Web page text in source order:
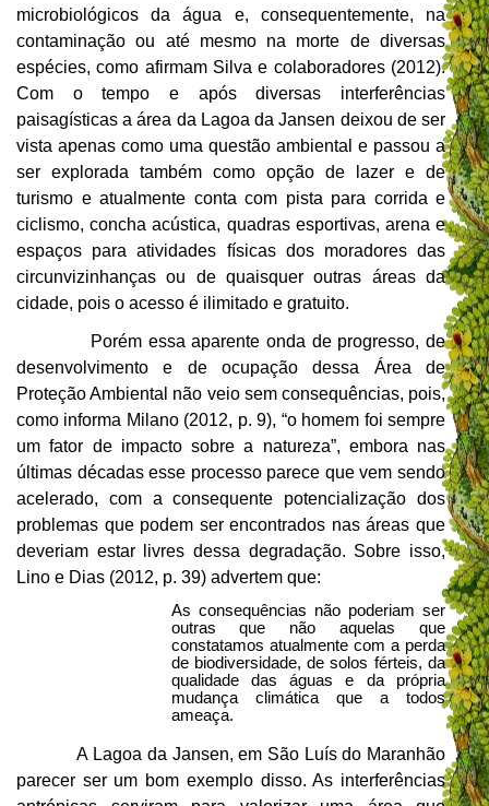
microbiológicos da água e, consequentemente, na
contaminação ou até mesmo na morte de diversas
espécies, como afirmam Silva e colaboradores (2012).
Com o tempo e após diversas interferências
paisagísticas a área da Lagoa da Jansen deixou de ser
vista apenas como uma questão ambiental e passou a
ser explorada também como opção de lazer e de
turismo e atualmente conta com pista para corrida e
ciclismo, concha acústica, quadras esportivas, arena e
espaços para atividades físicas dos moradores das
circunvizinhanças ou de quaisquer outras áreas da
cidade, pois o acesso é ilimitado e gratuito.
Porém essa aparente onda de progresso, de
desenvolvimento e de ocupação dessa Área de
Proteção Ambiental não veio sem consequências, pois,
como informa Milano (2012, p. 9), “o homem foi sempre
um fator de impacto sobre a natureza”, embora nas
últimas décadas esse processo parece que vem sendo
acelerado, com a consequente potencialização dos
problemas que podem ser encontrados nas áreas que
deveriam estar livres dessa degradação. Sobre isso,
Lino e Dias (2012, p. 39) advertem que:
As consequências não poderiam ser
outras que não aquelas que
constatamos atualmente com a perda
de biodiversidade, de solos férteis, da
qualidade das águas e da própria
mudança climática que a todos
ameaça.
A Lagoa da Jansen, em São Luís do Maranhão
parecer ser um bom exemplo disso. As interferências